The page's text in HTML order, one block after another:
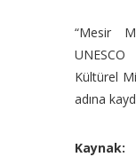
“Mesir
Kültürel
adına
Kaynak: